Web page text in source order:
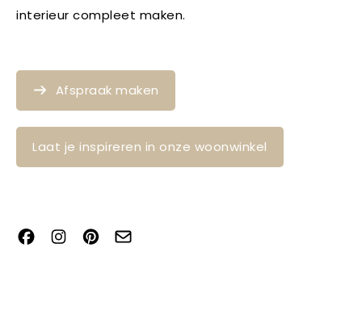
interieur compleet maken.
Afspraak maken
Laat je inspireren in onze woonwinkel